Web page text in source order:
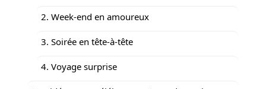
2. Week-end en amoureux
3. Soirée en tête-à-tête
4. Voyage surprise